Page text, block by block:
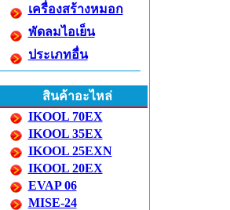
เครื่องสร้างหมอก
พัดลมไอเย็น
ประเภทอื่น
สินค้าอะไหล่
IKOOL 70EX
IKOOL 35EX
IKOOL 25EXN
IKOOL 20EX
EVAP 06
MISE-24